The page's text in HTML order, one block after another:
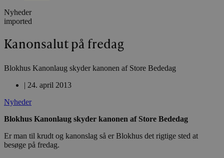
Nyheder
imported
Kanonsalut på fredag
Blokhus Kanonlaug skyder kanonen af Store Bededag
| 24. april 2013
Nyheder
Blokhus Kanonlaug skyder kanonen af Store Bededag
Er man til krudt og kanonslag så er Blokhus det rigtige sted at
besøge på fredag.